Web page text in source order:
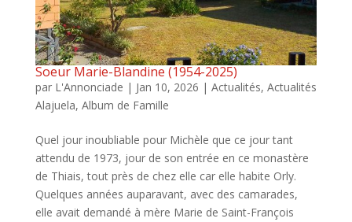
Soeur Marie-Blandine (1954-2025)
par L'Annonciade | Jan 10, 2026 | Actualités, Actualités
Alajuela, Album de Famille
Quel jour inoubliable pour Michèle que ce jour tant
attendu de 1973, jour de son entrée en ce monastère
de Thiais, tout près de chez elle car elle habite Orly.
Quelques années auparavant, avec des camarades,
elle avait demandé à mère Marie de Saint-François